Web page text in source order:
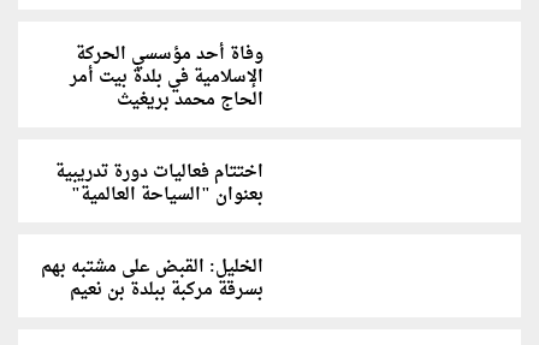
وفاة أحد مؤسسي الحركة
الإسلامية في بلدة بيت أمر
الحاج محمد بريغيث
اختتام فعاليات دورة تدريبية
بعنوان "السياحة العالمية"
الخليل: القبض على مشتبه بهم
بسرقة مركبة ببلدة بن نعيم